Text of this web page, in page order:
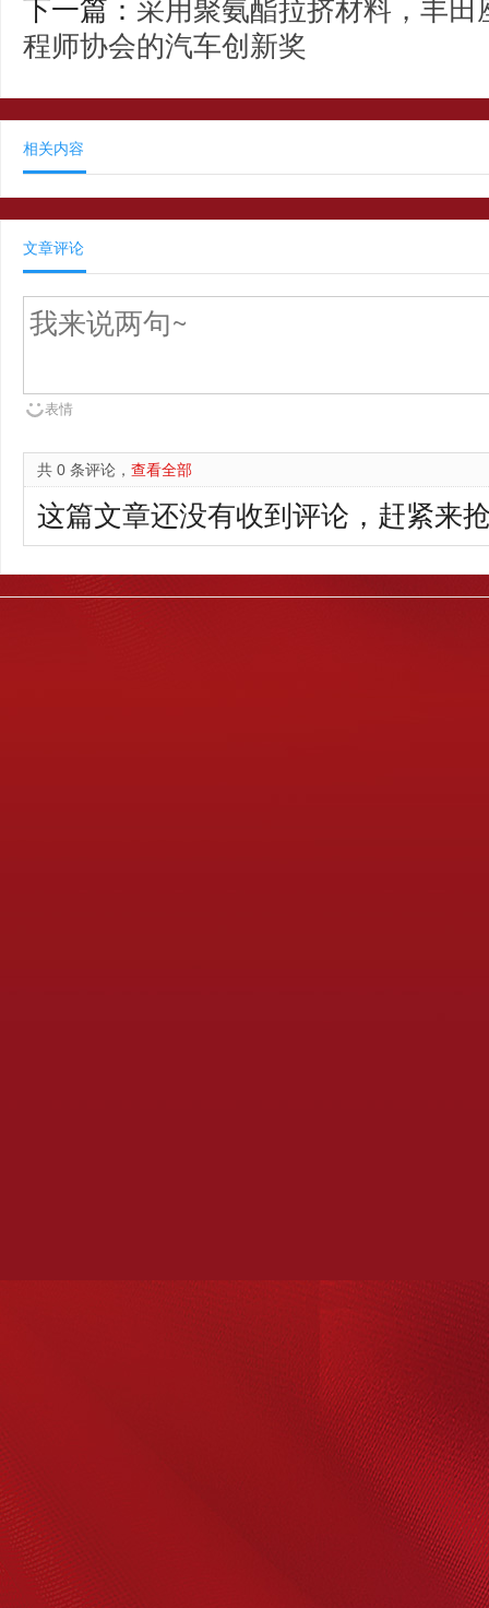
下一篇： 采用聚氨酯拉挤材料，丰
程师协会的汽车创新奖
相关内容
文章评论
表情
共 0 条评论， 查看全部
这篇文章还没有收到评论，赶紧来